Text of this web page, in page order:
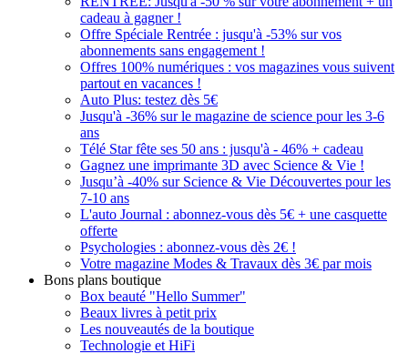
cadeau à gagner !
Offre Spéciale Rentrée : jusqu'à -53% sur vos
abonnements sans engagement !
Offres 100% numériques : vos magazines vous suivent
partout en vacances !
Auto Plus: testez dès 5€
Jusqu'à -36% sur le magazine de science pour les 3-6
ans
Télé Star fête ses 50 ans : jusqu'à - 46% + cadeau
Gagnez une imprimante 3D avec Science & Vie !
Jusqu’à -40% sur Science & Vie Découvertes pour les
7-10 ans
L'auto Journal : abonnez-vous dès 5€ + une casquette
offerte
Psychologies : abonnez-vous dès 2€ !
Votre magazine Modes & Travaux dès 3€ par mois
Bons plans boutique
Box beauté "Hello Summer"
Beaux livres à petit prix
Les nouveautés de la boutique
Technologie et HiFi